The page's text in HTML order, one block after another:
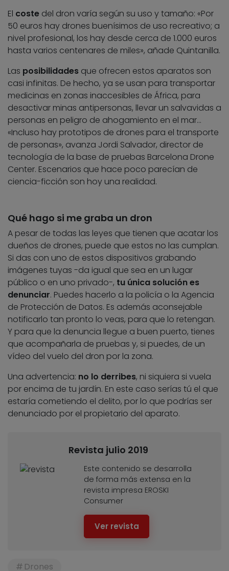
El coste del dron varía según su uso y tamaño: «Por
50 euros hay drones buenísimos de uso recreativo; a
nivel profesional, los hay desde cerca de 1.000 euros
hasta varios centenares de miles», añade Quintanilla.
Las posibilidades que ofrecen estos aparatos son
casi infinitas. De hecho, ya se usan para transportar
medicinas en zonas inaccesibles de África, para
desactivar minas antipersonas, llevar un salvavidas a
personas en peligro de ahogamiento en el mar…
«Incluso hay prototipos de drones para el transporte
de personas», avanza Jordi Salvador, director de
tecnología de la base de pruebas Barcelona Drone
Center. Escenarios que hace poco parecían de
ciencia-ficción son hoy una realidad.
Qué hago si me graba un dron
A pesar de todas las leyes que tienen que acatar los
dueños de drones, puede que estos no las cumplan.
Si das con uno de estos dispositivos grabando
imágenes tuyas -da igual que sea en un lugar
público o en uno privado-, tu única solución es
denunciar. Puedes hacerlo a la policía o la Agencia
de Protección de Datos. Es además aconsejable
notificarlo tan pronto lo veas, para que lo retengan.
Y para que la denuncia llegue a buen puerto, tienes
que acompañarla de pruebas y, si puedes, de un
vídeo del vuelo del dron por la zona.
Una advertencia: no lo derribes, ni siquiera si vuela
por encima de tu jardín. En este caso serías tú el que
estaría cometiendo el delito, por lo que podrías ser
denunciado por el propietario del aparato.
Revista julio 2019
Este contenido se desarrolla
de forma más extensa en la
revista impresa EROSKI
Consumer
Ver revista
Drones